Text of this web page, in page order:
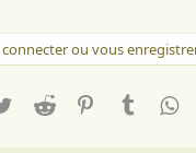
ou vous
TwitterReddit PinterestTumblr